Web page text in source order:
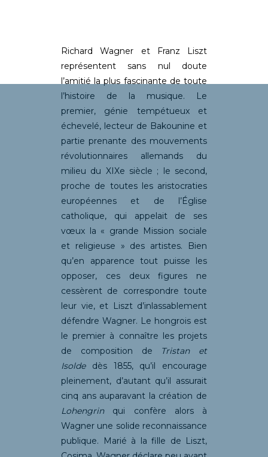
Richard Wagner et Franz Liszt
représentent sans nul doute
l’amitié la plus fascinante de toute
l’histoire de la musique. Le
premier, génie tempétueux et
échevelé, lecteur de Bakounine et
partie prenante des mouvements
révolutionnaires allemands du
milieu du XIXe siècle ; le second,
proche de toutes les aristocraties
européennes et de l’Église
catholique, qui appelait de ses
vœux la « grande Mission sociale
et religieuse » des artistes. Bien
qu’en apparence tout puisse les
opposer, ces deux figures ne
cessèrent de correspondre toute
leur vie, et Liszt d’inlassablement
défendre Wagner. Le hongrois est
le premier à connaître les projets
de composition de Tristan et
Isoldedès 1855, qu’il encourage
pleinement, d’autant qu’il assurait
cinq ans auparavant la création de
Lohengrinqui confère alors à
Wagner une solide reconnaissance
publique. Marié à la fille de Liszt,